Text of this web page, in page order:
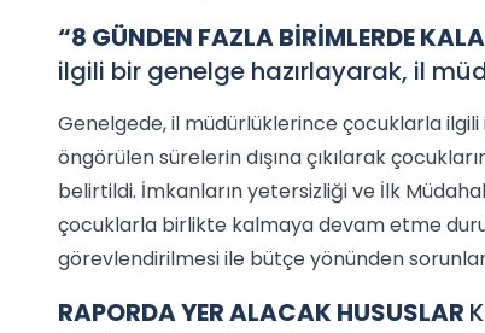
“8 GÜNDEN FAZLA BİRİMLERDE
ilgili bir genelge hazırlayarak, il
Genelgede, il müdürlüklerince çocuklarla
öngörülen sürelerin dışına çıkılarak
belirtildi. İmkanların yetersizliği ve İlk
çocuklarla birlikte kalmaya devam etme
görevlendirilmesi ile bütçe yönünden
RAPORDA YER ALACAK HUSUSLAR